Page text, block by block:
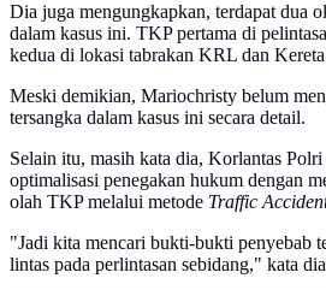
Dia juga mengungkapkan, terdapat dua
dalam kasus ini. TKP pertama di
kedua di lokasi tabrakan KRL dan
Meski demikian, Mariochristy belum
tersangka dalam kasus ini secara detail.
Selain itu, masih kata dia, Korlantas
optimalisasi penegakan hukum dengan
olah TKP melalui metode Traffic
"Jadi kita mencari bukti-bukti penyebab
lintas pada perlintasan sebidang," kata